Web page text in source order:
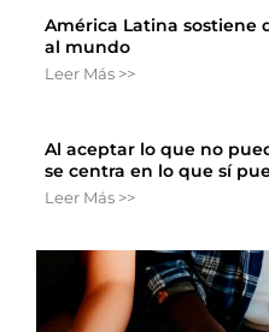
América Latina
al mundo
Leer Más >>
Al aceptar lo que no
se centra en lo que sí
Leer Más >>